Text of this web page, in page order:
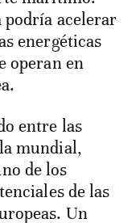
acelerar
energéticas
operan en
entre las
mundial,
de los
de las
Un